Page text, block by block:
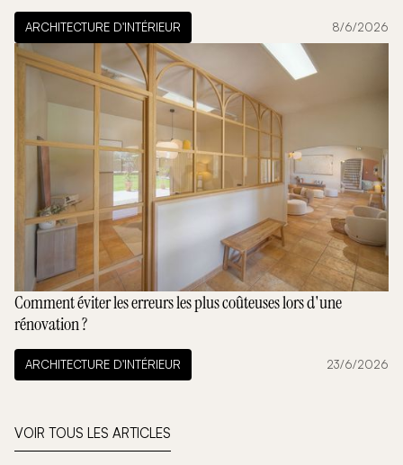
ARCHITECTURE D'INTÉRIEUR 8/6/2026
Comment éviter les erreurs les plus coûteuses lors d'une
rénovation ?
ARCHITECTURE D'INTÉRIEUR 23/6/2026
VOIR TOUS LES ARTICLES